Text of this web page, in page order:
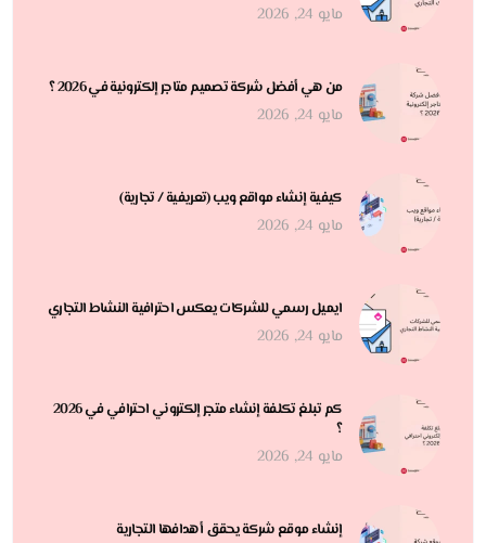
مايو 24, 2026
من هي أفضل شركة تصميم متاجر إلكترونية في 2026 ؟
مايو 24, 2026
كيفية إنشاء مواقع ويب (تعريفية / تجارية)
مايو 24, 2026
ايميل رسمي للشركات يعكس احترافية النشاط التجاري
مايو 24, 2026
كم تبلغ تكلفة إنشاء متجر إلكتروني احترافي في 2026
؟
مايو 24, 2026
إنشاء موقع شركة يحقق أهدافها التجارية